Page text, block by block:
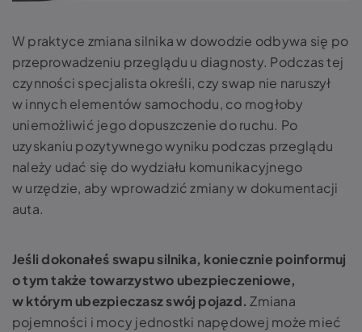
W praktyce zmiana silnika w dowodzie odbywa się po
przeprowadzeniu przeglądu u diagnosty. Podczas tej
czynności specjalista określi, czy swap nie naruszył
w innych elementów samochodu, co mogłoby
uniemożliwić jego dopuszczenie do ruchu. Po
uzyskaniu pozytywnego wyniku podczas przeglądu
należy udać się do wydziału komunikacyjnego
w urzędzie, aby wprowadzić zmiany w dokumentacji
auta.
Jeśli dokonałeś swapu silnika, koniecznie poinformuj
o tym także towarzystwo ubezpieczeniowe,
w którym ubezpieczasz swój pojazd. Zmiana
pojemności i mocy jednostki napędowej może mieć